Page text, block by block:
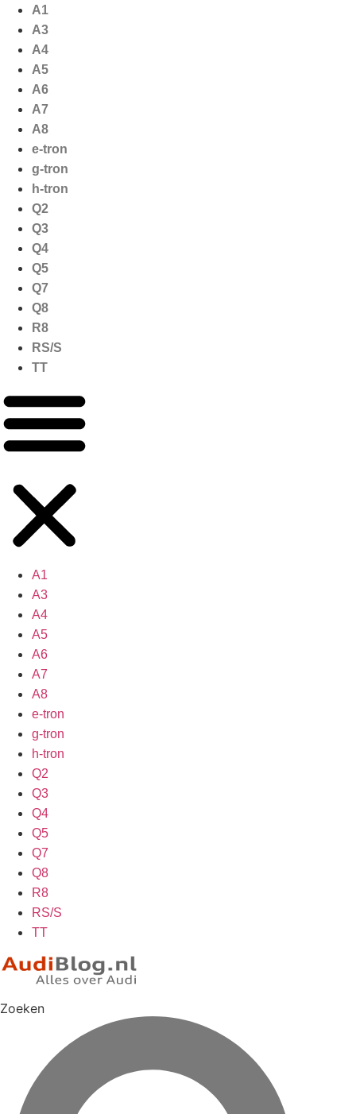
naar
inhoud
A1
A3
A4
A5
A6
A7
A8
e-tron
g-tron
h-tron
Q2
Q3
Q4
Q5
Q7
Q8
R8
RS/S
TT
A1
A3
A4
A5
A6
A7
A8
e-tron
g-tron
h-tron
Q2
Q3
Q4
Q5
Q7
Q8
R8
RS/S
TT
Zoeken